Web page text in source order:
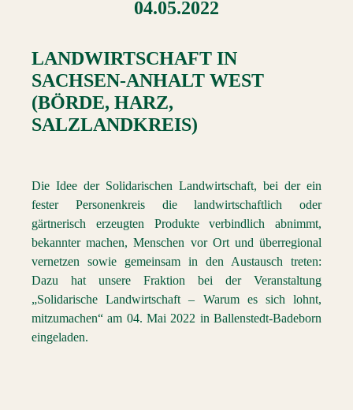
04.05.2022
LANDWIRTSCHAFT IN
SACHSEN-ANHALT WEST
(BÖRDE, HARZ,
SALZLANDKREIS)
Die Idee der Solidarischen Landwirtschaft, bei der ein
fester Personenkreis die landwirtschaftlich oder
gärtnerisch erzeugten Produkte verbindlich abnimmt,
bekannter machen, Menschen vor Ort und überregional
vernetzen sowie gemeinsam in den Austausch treten:
Dazu hat unsere Fraktion bei der Veranstaltung
„Solidarische Landwirtschaft – Warum es sich lohnt,
mitzumachen“ am 04. Mai 2022 in Ballenstedt-Badeborn
eingeladen.